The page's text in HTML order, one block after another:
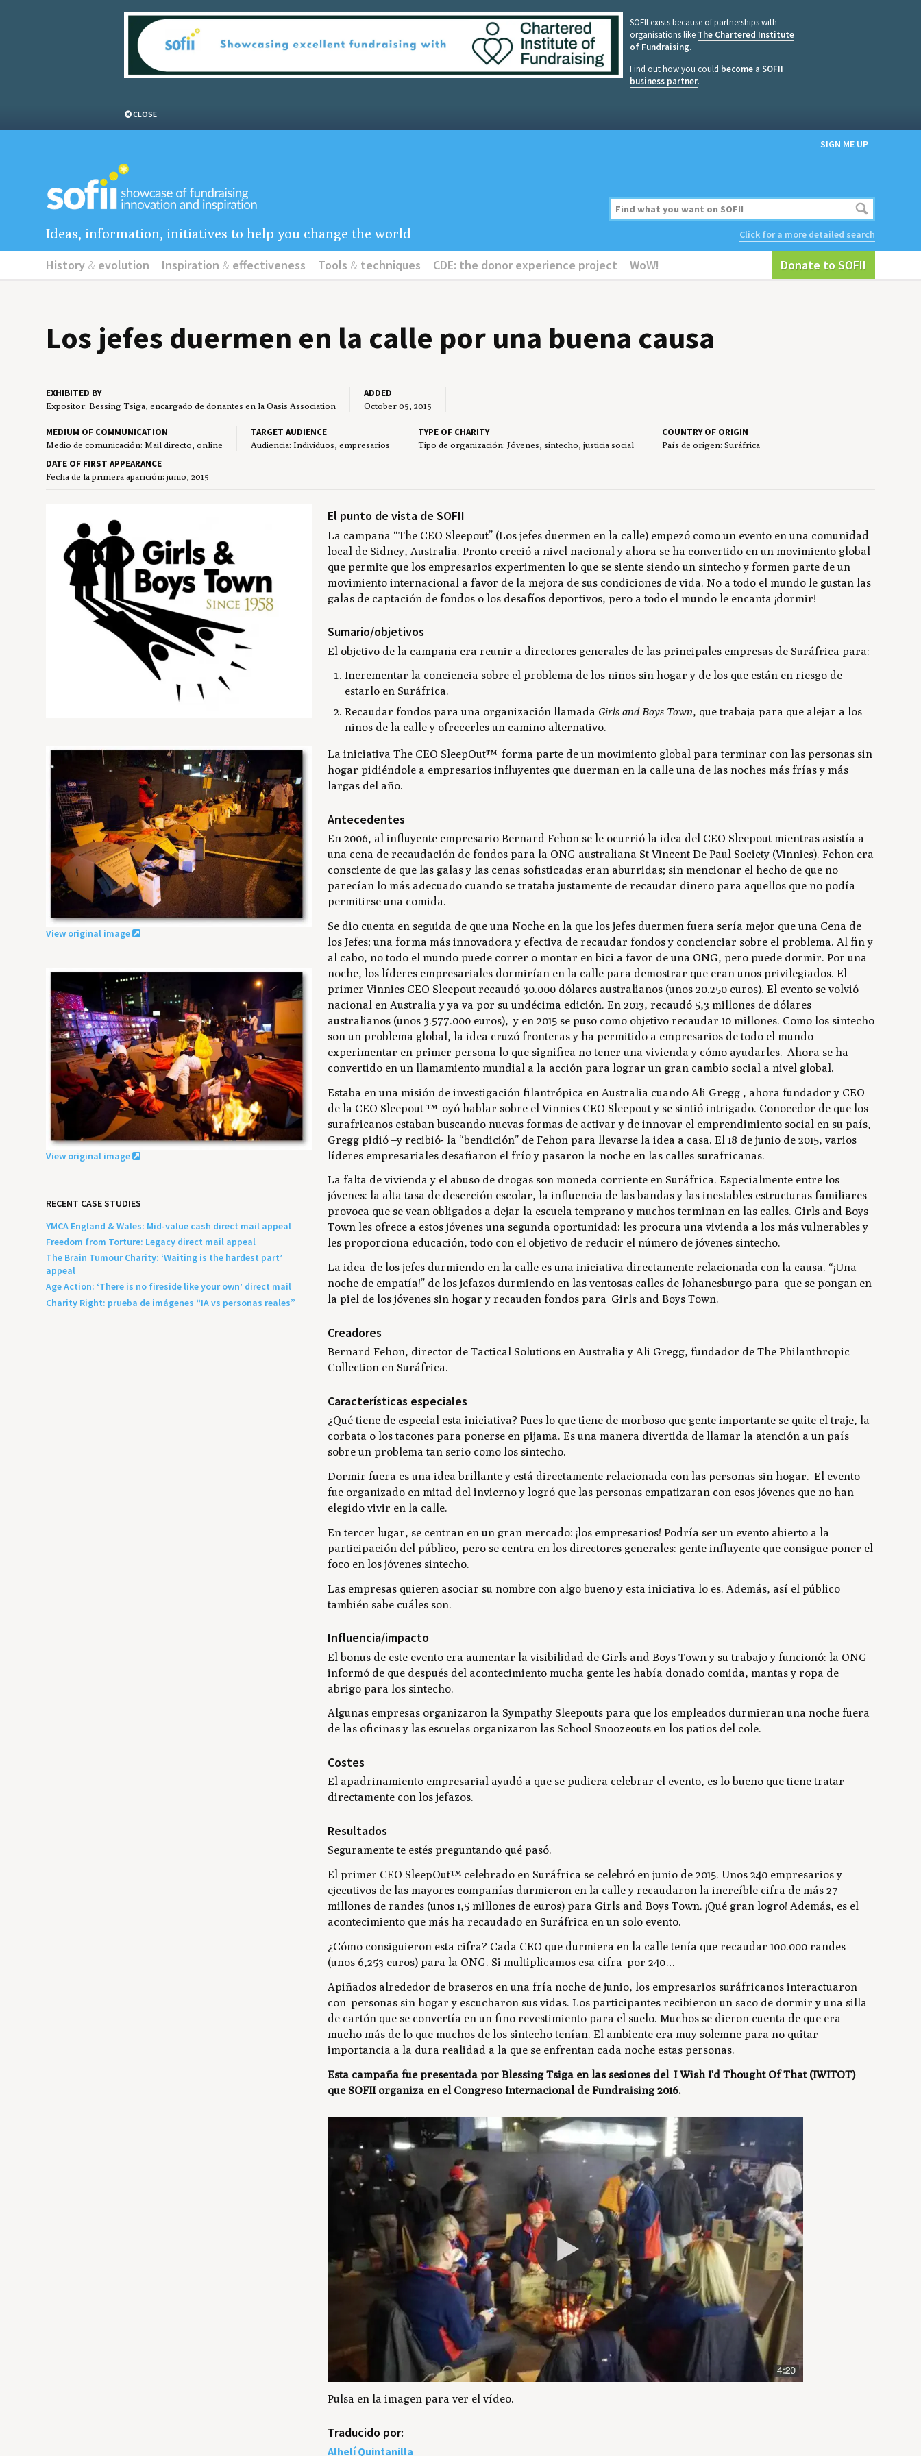
SOFII exists because of partnerships with
organisations like The Chartered Institute
of Fundraising.
Find out how you could become a SOFII
business partner.
CLOSE
SIGN ME UP
Click for a more detailed search
Ideas, information, initiatives to help you change the world
History & evolution Inspiration & effectiveness Tools & techniques CDE: the donor experience project WoW! Donate to SOFII
Los jefes duer­men en la calle por una bue­na causa
EXHIBITED BY
Expositor: Bessing Tsiga, encargado de donantes en la Oasis Association
ADDED
October 05, 2015
MEDIUM OF COMMUNICATION
Medio de comunicación: Mail directo, online
TARGET AUDIENCE
Audiencia: Individuos, empresarios
TYPE OF CHARITY
Tipo de organización: Jóvenes, sintecho, justicia social
COUNTRY OF ORIGIN
País de origen: Suráfrica
DATE OF FIRST APPEARANCE
Fecha de la primera aparición: junio, 2015
El punto de vista de SOFII
La campaña “The CEO Sleepout” (Los jefes duermen en la calle) empezó como un evento en una comunidad
local de Sidney, Australia. Pronto creció a nivel nacional y ahora se ha convertido en un movimiento global
que permite que los empresarios experimenten lo que se siente siendo un sintecho y formen parte de un
movimiento internacional a favor de la mejora de sus condiciones de vida. No a todo el mundo le gustan las
galas de captación de fondos o los desafíos deportivos, pero a todo el mundo le encanta ¡dormir!
Sumario/objetivos
El objetivo de la campaña era reunir a directores generales de las principales empresas de Suráfrica para:
Incrementar la conciencia sobre el problema de los niños sin hogar y de los que están en riesgo de
estarlo en Suráfrica.
Recaudar fondos para una organización llamada Girls and Boys Town, que trabaja para que alejar a los
niños de la calle y ofrecerles un camino alternativo.
La iniciativa The CEO SleepOut™forma parte de un movimiento global para terminar con las personas sin
hogar pidiéndole a empresarios influyentes que duerman en la calle una de las noches más frías y más
largas del año.
Antecedentes
En 2006, al influyente empresario Bernard Fehon se le ocurrió la idea del CEO Sleepout mientras asistía a
una cena de recaudación de fondos para la ONG australiana St Vincent De Paul Society (Vinnies). Fehon era
consciente de que las galas y las cenas sofisticadas eran aburridas; sin mencionar el hecho de que no
parecían lo más adecuado cuando se trataba justamente de recaudar dinero para aquellos que no podía
permitirse una comida.
Se dio cuenta en seguida de que una Noche en la que los jefes duermen fuera sería mejor que una Cena de
los Jefes; una forma más innovadora y efectiva de recaudar fondos y concienciar sobre el problema. Al fin y
al cabo, no todo el mundo puede correr o montar en bici a favor de una ONG, pero puede dormir. Por una
noche, los líderes empresariales dormirían en la calle para demostrar que eran unos privilegiados. El
primer Vinnies CEO Sleepout recaudó 30.000 dólares australianos (unos 20.250 euros). El evento se volvió
nacional en Australia y ya va por su undécima edición. En 2013, recaudó 5,3 millones de dólares
australianos (unos 3.577.000 euros), y en 2015 se puso como objetivo recaudar 10 millones. Como los sintecho
son un problema global, la idea cruzó fronteras y ha permitido a empresarios de todo el mundo
experimentar en primer persona lo que significa no tener una vivienda y cómo ayudarles. Ahora se ha
convertido en un llamamiento mundial a la acción para lograr un gran cambio social a nivel global.
Estaba en una misión de investigación filantrópica en Australia cuando Ali Gregg , ahora fundador y CEO
de la CEO Sleepout ™ oyó hablar sobre el Vinnies CEO Sleepout y se sintió intrigado. Conocedor de que los
surafricanos estaban buscando nuevas formas de activar y de innovar el emprendimiento social en su país,
Gregg pidió –y recibió- la “bendición” de Fehon para llevarse la idea a casa. El 18 de junio de 2015, varios
líderes empresariales desafiaron el frío y pasaron la noche en las calles surafricanas.
La falta de vivienda y el abuso de drogas son moneda corriente en Suráfrica. Especialmente entre los
jóvenes: la alta tasa de deserción escolar, la influencia de las bandas y las inestables estructuras familiares
provoca que se vean obligados a dejar la escuela temprano y muchos terminan en las calles. Girls and Boys
Town les ofrece a estos jóvenes una segunda oportunidad: les procura una vivienda a los más vulnerables y
les proporciona educación, todo con el objetivo de reducir el número de jóvenes sintecho.
La idea de los jefes durmiendo en la calle es una iniciativa directamente relacionada con la causa. “¡Una
noche de empatía!” de los jefazos durmiendo en las ventosas calles de Johanesburgo para que se pongan en
la piel de los jóvenes sin hogar y recauden fondos para Girls and Boys Town.
Creadores
Bernard Fehon, director de Tactical Solutionsen Australia y Ali Gregg, fundador de The Philanthropic
Collectionen Suráfrica.
Características especiales
¿Qué tiene de especial esta iniciativa? Pues lo que tiene de morboso que gente importante se quite el traje, la
corbata o los tacones para ponerse en pijama. Es una manera divertida de llamar la atención a un país
sobre un problema tan serio como los sintecho.
Dormir fuera es una idea brillante y está directamente relacionada con las personas sin hogar. El evento
fue organizado en mitad del invierno y logró que las personas empatizaran con esos jóvenes que no han
elegido vivir en la calle.
En tercer lugar, se centran en un gran mercado: ¡los empresarios! Podría ser un evento abierto a la
participación del público, pero se centra en los directores generales: gente influyente que consigue poner el
foco en los jóvenes sintecho.
Las empresas quieren asociar su nombre con algo bueno y esta iniciativa lo es. Además, así el público
también sabe cuáles son.
Influencia/impacto
El bonus de este evento era aumentar la visibilidad de Girls and Boys Town y su trabajo y funcionó: la ONG
informó de que después del acontecimiento mucha gente les había donado comida, mantas y ropa de
abrigo para los sintecho.
Algunas empresas organizaron la Sympathy Sleepoutspara que los empleados durmieran una noche fuera
de las oficinas y las escuelas organizaron las School Snoozeoutsen los patios del cole.
Costes
El apadrinamiento empresarial ayudó a que se pudiera celebrar el evento, es lo bueno que tiene tratar
directamente con los jefazos.
Resultados
Seguramente te estés preguntando qué pasó.
El primer CEO SleepOut™ celebrado en Suráfrica se celebró en junio de 2015. Unos 240 empresarios y
ejecutivos de las mayores compañías durmieron en la calle y recaudaron la increíble cifra de más 27
millones de randes (unos 1,5 millones de euros) para Girls and Boys Town. ¡Qué gran logro! Además, es el
acontecimiento que más ha recaudado en Suráfrica en un solo evento.
¿Cómo consiguieron esta cifra? Cada CEO que durmiera en la calle tenía que recaudar 100.000 randes
(unos 6,253 euros) para la ONG. Si multiplicamos esa cifra por 240…
Apiñados alrededor de braseros en una fría noche de junio, los empresarios suráfricanos interactuaron
con personas sin hogar y escucharon sus vidas. Los participantes recibieron un saco de dormir y una silla
de cartón que se convertía en un fino revestimiento para el suelo. Muchos se dieron cuenta de que era
mucho más de lo que muchos de los sintecho tenían. El ambiente era muy solemne para no quitar
importancia a la dura realidad a la que se enfrentan cada noche estas personas.
Esta campaña fue presentada por Blessing Tsiga en las sesiones del I Wish I'd Thought Of That (IWITOT)
que SOFII organiza en el Congreso Internacional de Fundraising 2016.
Pulsa en la imagen para ver el vídeo.
Traducido por:
Alhelí Quintanilla
View original image
View original image
RECENT CASE STUDIES
YMCA England & Wales: Mid-value cash direct mail appeal
Freedom from Torture: Legacy direct mail appeal
The Brain Tumour Charity: ‘Waiting is the hardest part’
appeal
Age Action: ‘There is no fireside like your own’ direct mail
Charity Right: prueba de imágenes “IA vs personas reales”